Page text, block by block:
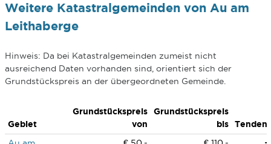
Weitere Katastralgemeinden von Au am
Leithaberge
Hinweis: Da bei Katastralgemeinden zumeist nicht
ausreichend Daten vorhanden sind, orientiert sich der
Grundstückspreis an der übergeordneten Gemeinde.
Gebiet
Grundstückspreis
von
Grundstückspreis
bis